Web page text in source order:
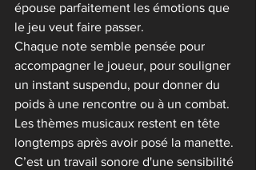
épouse parfaitement les émotions que
le jeu veut faire passer.
Chaque note semble pensée pour
accompagner le joueur, pour souligner
un instant suspendu, pour donner du
poids à une rencontre ou à un combat.
Les thèmes musicaux restent en tête
longtemps après avoir posé la manette.
C’est un travail sonore d'une sensibilité